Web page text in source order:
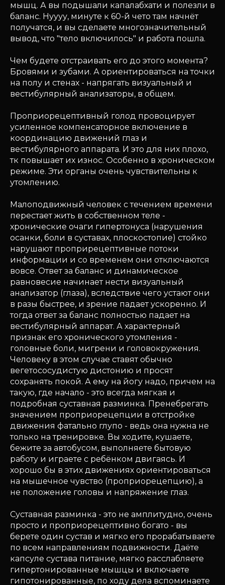
мышц. А вы подышали капалабхати и полезли в
баланс. Нуууу, минуте к 60-й чето там начнёт
получатся, и вы сделаете многозначительный
вывод, что "тело включилось" и работа пошла.
Чем будете отстраивать его до этого момента?
Бровями и зубами. А ориентироваться на точки
на полу и стенах - напрягать визуальный и
вестибулярный анализаторы, в общем.
Проприорецептивный голод провоцирует
усиленное компенсаторное включение в
координацию движений глаз и
вестибулярного аппарата. И это для них плохо,
тк повышает их износ. Особенно в хроническом
режиме. Эти органы очень чувствительны к
утомлению.
Малоподвижный человек с течением времени
перестает жить в собственном теле -
хронические очаги гипертонуса (нарушения
осанки, боли в суставах, плоскостопие) стойко
нарушают проприрецептивные потоки
информации и со временем они отключаются
вовсе. Ответ за баланс и динамическое
равновесие начинает нести визуальный
анализатор (глаза), вследствие чего устают они
в разы быстрее, и зрение падает ускоренно. И
тогда ответ за баланс полностью падает на
вестибулярный аппарат. А характерный
признак его хронического утомления -
головные боли, мигрени и головокружения.
Человеку в этом случае ставят обычно
вегетососудистую дистонию и просят
сохранять покой. А ему на йогу надо, причем на
такую, где начало - это всегда мягкая и
подробная суставная разминка. Пренебрегать
значением проприорецепции в отстройке
движения фатально глупо - ведь она нужна не
только на тренировке. Вы ходите, кушаете,
бежите за автобусом, выполняете бытовую
работу и играете с ребёнком двигаясь. И
хорошо бы в этих движениях ориентироваться
на мышечное чувство (проприорецепцию), а
не положение головы и напряжение глаз.
Суставная разминка - это не амплитудно, очень
просто и проприорецептивно богато - вы
берете один сустав и мягко его прорабатываете
по всем направлениям подвижности. Даёте
капсуле сустава питание, мягко расслабляете
гипертонированные мышцы и включаете
гипотонированные, по ходу дела вспоминаете